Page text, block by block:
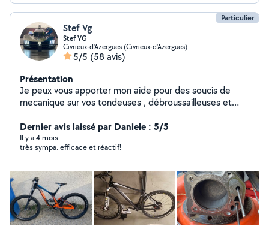
Particulier
Stef Vg
Stef VG
Civrieux-d'Azergues (Civrieux-d'Azergues)
5/5 (58 avis)
Présentation
Je peux vous apporter mon aide pour des soucis de
mecanique sur vos tondeuses , débroussailleuses et
vélos ou vous aider si vous voulez en monter un
personnalisé . je peux aussi vous aider en imprimant en
3d une pièce que vous ne trouvez pas . dans tous les
Dernier avis laissé par Daniele : 5/5
Il y a 4 mois
très sympa. efficace et réactif!